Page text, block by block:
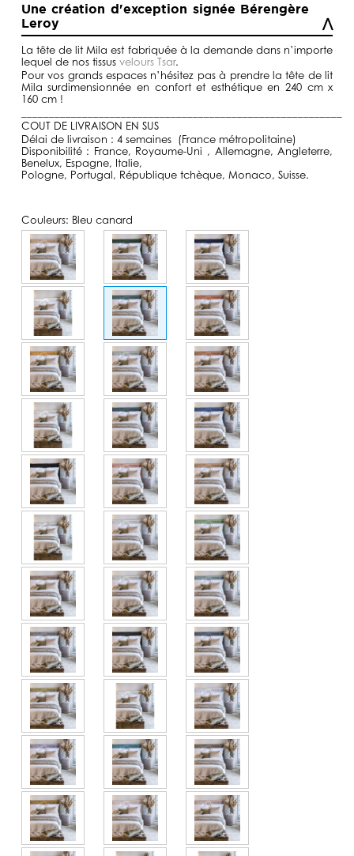
590,00€
Une création d'exception signée Bérengère
Leroy
La tête de lit Mila est fabriquée à la demande dans n’importe
lequel de nos tissus velours Tsar.
Pour vos grands espaces n’hésitez pas à prendre la tête de lit
Mila surdimensionnée en confort et esthétique en 240 cm x
160 cm !
COUT DE LIVRAISON EN SUS
Délai de livraison : 4 semaines (France métropolitaine)
Disponibilité : France, Royaume-Uni , Allemagne, Angleterre,
Benelux, Espagne, Italie,
Pologne, Portugal, République tchèque, Monaco, Suisse.
Couleurs: Bleu canard